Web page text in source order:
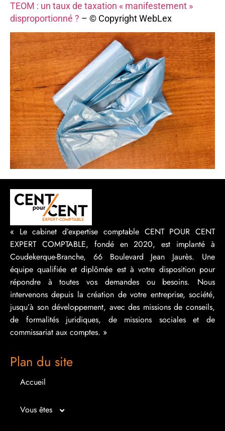
TEOM : un taux de taxation « manifestement »
disproportionné ? – © Copyright WebLex
« Le cabinet d’expertise comptable CENT POUR CENT
EXPERT COMPTABLE, fondé en 2020, est implanté à
Coudekerque-Branche, 66 Boulevard Jean Jaurès. Une
équipe qualifiée et diplômée est à votre disposition pour
répondre à toutes vos demandes ou besoins. Nous
intervenons depuis la création de votre entreprise, société,
jusqu’à son développement, avec des missions de conseils,
de formalités juridiques, de missions sociales et de
commissariat aux comptes. »
Plan du site
Accueil
Vous êtes